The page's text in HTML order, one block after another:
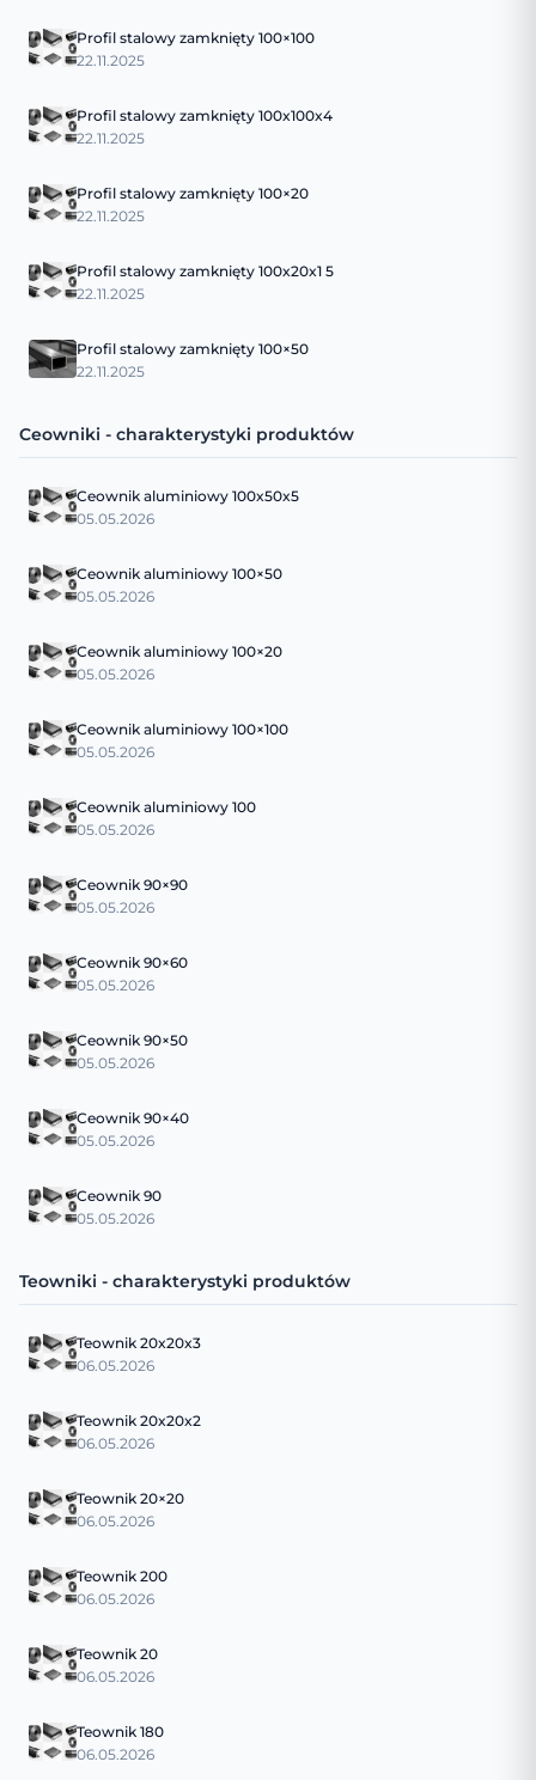
Profil stalowy zamknięty 100×100
22.11.2025
Profil stalowy zamknięty 100x100x4
22.11.2025
Profil stalowy zamknięty 100×20
22.11.2025
Profil stalowy zamknięty 100x20x1 5
22.11.2025
Profil stalowy zamknięty 100×50
22.11.2025
Ceowniki - charakterystyki produktów
Ceownik aluminiowy 100x50x5
05.05.2026
Ceownik aluminiowy 100×50
05.05.2026
Ceownik aluminiowy 100×20
05.05.2026
Ceownik aluminiowy 100×100
05.05.2026
Ceownik aluminiowy 100
05.05.2026
Ceownik 90×90
05.05.2026
Ceownik 90×60
05.05.2026
Ceownik 90×50
05.05.2026
Ceownik 90×40
05.05.2026
Ceownik 90
05.05.2026
Teowniki - charakterystyki produktów
Teownik 20x20x3
06.05.2026
Teownik 20x20x2
06.05.2026
Teownik 20×20
06.05.2026
Teownik 200
06.05.2026
Teownik 20
06.05.2026
Teownik 180
06.05.2026